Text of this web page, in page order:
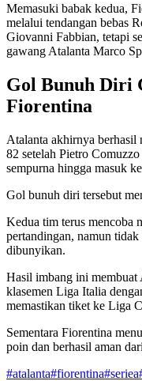
Memasuki babak kedua,
melalui tendangan bebas
Giovanni Fabbian, tetapi
gawang Atalanta Marco
Gol Bunuh Diri
Fiorentina
Atalanta akhirnya berhasil
82 setelah Pietro
sempurna hingga masuk
Gol bunuh diri tersebut
Kedua tim terus mencoba
pertandingan, namun
dibunyikan.
Hasil imbang ini
klasemen Liga Italia
memastikan tiket ke Liga
Sementara Fiorentina
poin dan berhasil aman
#atalanta#fiorentina#seriea